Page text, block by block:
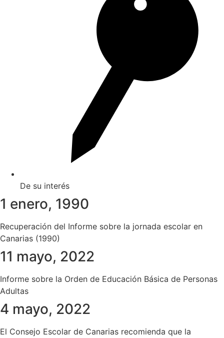
De su interés
1 enero, 1990
Recuperación del Informe sobre la jornada escolar en
Canarias (1990)
11 mayo, 2022
Informe sobre la Orden de Educación Básica de Personas
Adultas
4 mayo, 2022
El Consejo Escolar de Canarias recomienda que la